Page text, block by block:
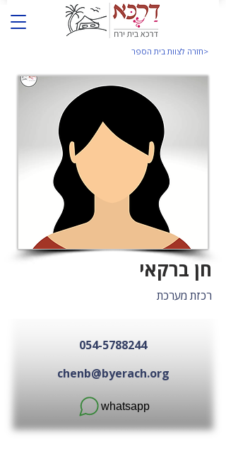
<חזרה לצוות בית הספר
חן ברקאי
רכזת מערכת
054-5788244
chenb@byerach.org
whatsapp